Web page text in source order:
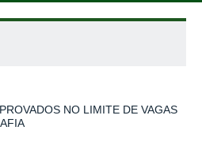
NO LIMITE DE VAGAS